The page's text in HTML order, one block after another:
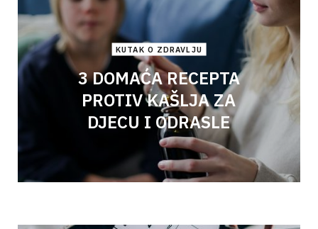
KUTAK O ZDRAVLJU
3 DOMAĆA RECEPTA
PROTIV KAŠLJA ZA
DJECU I ODRASLE